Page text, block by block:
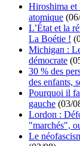
Hiroshima et
atomique
L’État et la
La Boétie !
Michigan :
démocrate
30 % des
des enfants,
Pourquoi il
gauche (03/
Lordon :
"marchés",
Le